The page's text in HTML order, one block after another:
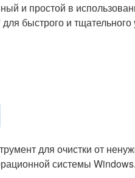
и простой в
быстрого и
для очистки от
системы Windows.